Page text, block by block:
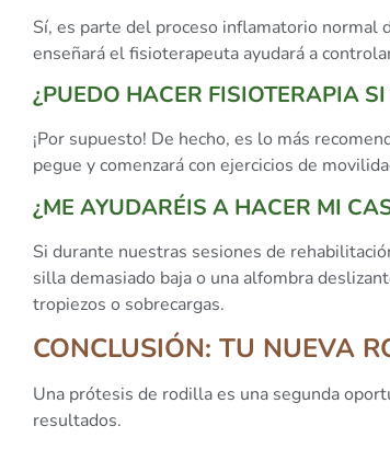
Sí, es parte del proceso inflamatorio normal
enseñará el fisioterapeuta ayudará a
¿PUEDO HACER FISIOTERAPIA
¡Por supuesto! De hecho, es lo más
pegue y comenzará con ejercicios de
¿ME AYUDARÉIS A HACER MI
Si durante nuestras sesiones de
silla demasiado baja o una alfombra
tropiezos o sobrecargas.
CONCLUSIÓN: TU NUEVA
Una prótesis de rodilla es una segunda
resultados.